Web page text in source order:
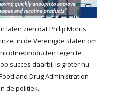
laten zien dat Philip Morris
in de Verenigde Staten om
tegen te
succes daarbij is groter nu
and Drug Administration
de politiek.